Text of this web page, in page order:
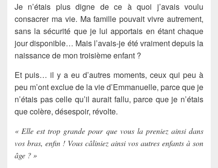
Je n’étais plus digne de ce à quoi j’avais voulu
consacrer ma vie. Ma famille pouvait vivre autrement,
sans la sécurité que je lui apportais en étant chaque
jour disponible… Mais l’avais-je été vraiment depuis la
naissance de mon troisième enfant ?
Et puis… il y a eu d’autres moments, ceux qui peu à
peu m’ont exclue de la vie d’Emmanuelle, parce que je
n’étais pas celle qu’il aurait fallu, parce que je n’étais
que colère, désespoir, révolte.
« Elle est trop grande pour que vous la preniez ainsi dans
vos bras, enfin ! Vous câliniez ainsi vos autres enfants à son
âge ? »